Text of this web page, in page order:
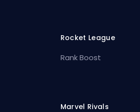
Rocket League
Rank Boost
Marvel Rivals